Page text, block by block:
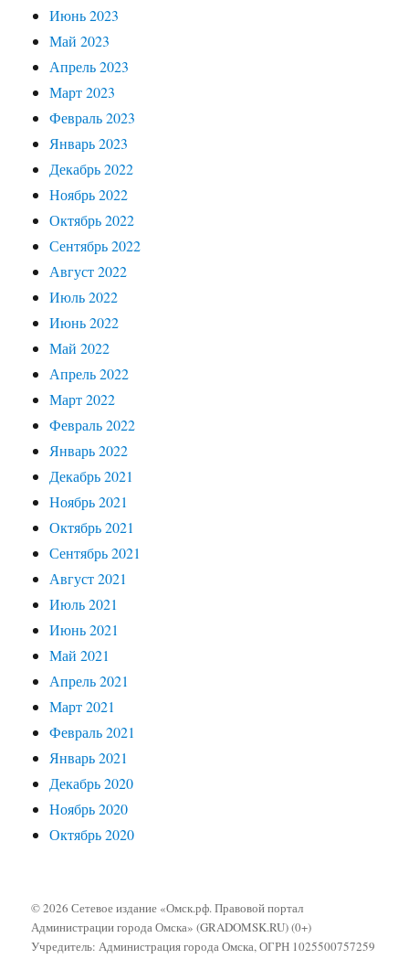
Июнь 2023
Май 2023
Апрель 2023
Март 2023
Февраль 2023
Январь 2023
Декабрь 2022
Ноябрь 2022
Октябрь 2022
Сентябрь 2022
Август 2022
Июль 2022
Июнь 2022
Май 2022
Апрель 2022
Март 2022
Февраль 2022
Январь 2022
Декабрь 2021
Ноябрь 2021
Октябрь 2021
Сентябрь 2021
Август 2021
Июль 2021
Июнь 2021
Май 2021
Апрель 2021
Март 2021
Февраль 2021
Январь 2021
Декабрь 2020
Ноябрь 2020
Октябрь 2020
© 2026 Сетевое издание «Омск.рф. Правовой портал
Администрации города Омска» (GRADOMSK.RU) (0+)
Учредитель: Администрация города Омска, ОГРН 1025500757259